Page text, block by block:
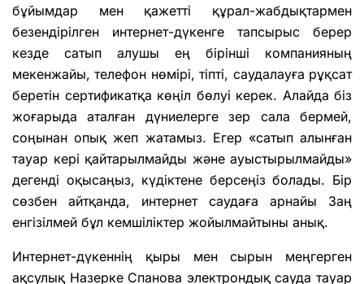
бұйымдар мен қажетті құрал-жабдықтармен
безендірілген интернет-дүкенге тапсырыс берер
кезде сатып алушы ең бірінші компанияның
мекенжайы, телефон нөмірі, тіпті, саудалауға рұқсат
беретін сертификатқа көңіл бөлуі керек. Алайда біз
жоғарыда аталған дүниелерге зер сала бермей,
соңынан опық жеп жатамыз. Егер «сатып алынған
тауар кері қайтарылмайды және ауыстырылмайды»
дегенді оқысаңыз, күдіктене берсеңіз болады. Бір
сөзбен айтқанда, интернет саудаға арнайы Заң
енгізілмей бұл кемшіліктер жойылмайтыны анық.
Интернет-дүкеннің қыры мен сырын меңгерген
ақсулық Назерке Спанова электрондық сауда тауар